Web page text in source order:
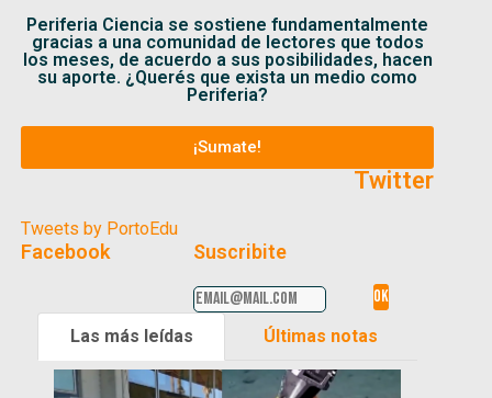
Periferia Ciencia se sostiene fundamentalmente
gracias a una comunidad de lectores que todos
los meses, de acuerdo a sus posibilidades, hacen
su aporte. ¿Querés que exista un medio como
Periferia?
¡Sumate!
Twitter
Tweets by PortoEdu
Facebook Suscribite
Las más leídas Últimas notas